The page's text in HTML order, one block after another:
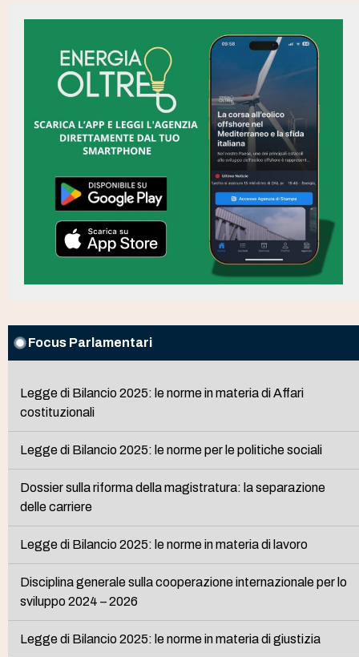
Focus Parlamentari
Legge di Bilancio 2025: le norme in materia di Affari
costituzionali
Legge di Bilancio 2025: le norme per le politiche sociali
Dossier sulla riforma della magistratura: la separazione
delle carriere
Legge di Bilancio 2025: le norme in materia di lavoro
Disciplina generale sulla cooperazione internazionale per lo
sviluppo 2024 – 2026
Legge di Bilancio 2025: le norme in materia di giustizia